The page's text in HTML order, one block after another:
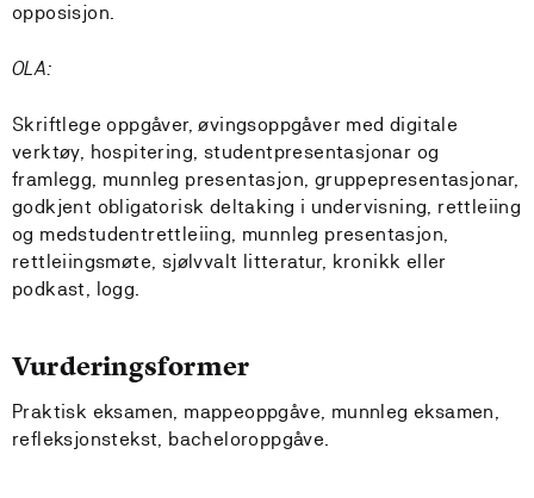
opposisjon.
OLA:
Skriftlege oppgåver, øvingsoppgåver med digitale
verktøy, hospitering, studentpresentasjonar og
framlegg, munnleg presentasjon, gruppepresentasjonar,
godkjent obligatorisk deltaking i undervisning, rettleiing
og medstudentrettleiing, munnleg presentasjon,
rettleiingsmøte, sjølvvalt litteratur, kronikk eller
podkast, logg.
Vurderingsformer
Praktisk eksamen, mappeoppgåve, munnleg eksamen,
refleksjonstekst, bacheloroppgåve.